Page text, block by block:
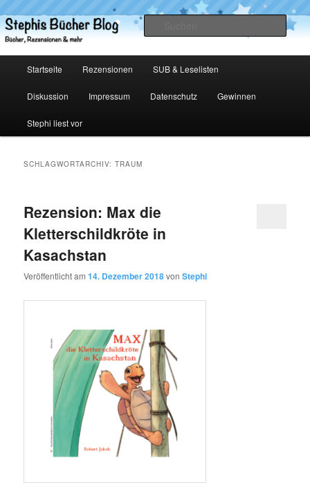
primären
Inhalt
sekundären
Inhalt
Stephis Bücher Blog
Startseite Rezensionen SUB & Leselisten
Diskussion Impressum Datenschutz Gewinnen
Stephi liest vor
SCHLAGWORTARCHIV:TRAUM
Rezension: Max die
Kletterschildkröte in
Kasachstan
Veröffentlicht am14. Dezember 2018vonStephi